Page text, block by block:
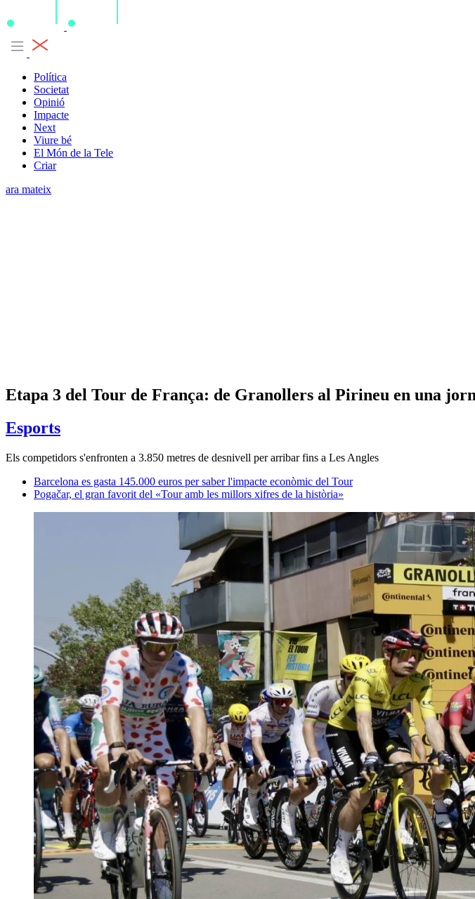
Política
Societat
Opinió
Impacte
Next
Viure bé
El Món de la Tele
Criar
ara mateix
Etapa 3 del Tour de França: de Granollers al Pirineu en una
Esports
Els competidors s'enfronten a 3.850 metres de desnivell per arribar fins a Les Angles
Barcelona es gasta 145.000 euros per saber l'impacte econòmic del Tour
Pogačar, el gran favorit del «Tour amb les millors xifres de la història»